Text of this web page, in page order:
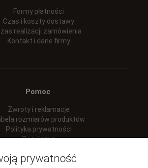
Formy płatności
Czas i koszty dostawy
realizacji zamówienia
Kontakt i dane firmy
Pomoc
Zwroty i reklamacje
rozmiarów produktów
Polityka prywatności
Regulamin
prywatność